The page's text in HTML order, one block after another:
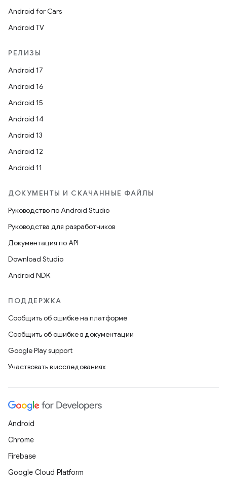
Android for Cars
Android TV
РЕЛИЗЫ
Android 17
Android 16
Android 15
Android 14
Android 13
Android 12
Android 11
ДОКУМЕНТЫ И СКАЧАННЫЕ ФАЙЛЫ
Руководство по Android Studio
Руководства для разработчиков
Документация по API
Download Studio
Android NDK
ПОДДЕРЖКА
Сообщить об ошибке на платформе
Сообщить об ошибке в документации
Google Play support
Участвовать в исследованиях
Android
Chrome
Firebase
Google Cloud Platform